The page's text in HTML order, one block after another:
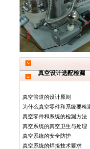
真空设计选配检漏
真空管道的设计原则
为什么真空零件和系统要检
真空零件和系统的检漏方法
真空系统的真空卫生与处理
真空系统的安全防护
真空系统的焊接技术要求